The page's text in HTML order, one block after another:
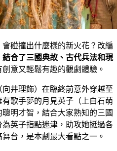
碰撞出什麼樣的新火花？改編
結合了三國典故、古代兵法和現
創意又輕鬆有趣的觀劇體驗。
向井理飾）在臨終前意外穿越至
歌手夢的月見英子（上白石萌
明才智，結合大家熟知的三國
英子指點迷津，助攻她挺過各
台，是本劇最大看點之一。